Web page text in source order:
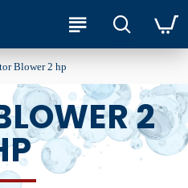
Blower 2 hp
2